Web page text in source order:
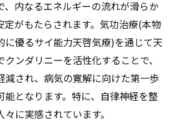
イ能力天啓気療)を取り入れるメ
を再構築するための気功治療(本
師にも圧倒的に優るサイ能力天啓
、内なるエネルギーの流れが滑らか
定がもたらされます。気功治療(本物
に優るサイ能力天啓気療)を通じて天
ンダリニーを活性化することで、
減され、病気の寛解に向けた第一歩
能となります。特に、自律神経を整
に実感されています。